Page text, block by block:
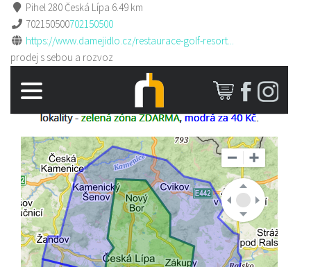
Pihel 280 Česká Lípa 6.49 km
702150500702150500
https://www.damejidlo.cz/restaurace-golf-resort...
prodej s sebou a rozvoz